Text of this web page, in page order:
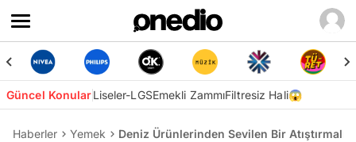
Güncel KonularLiseler-LGSEmekli ZammıFiltresiz Hali😱
Haberler Yemek Deniz Ürünlerinden Sevilen Bir